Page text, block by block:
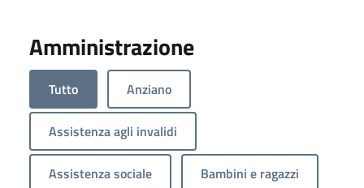
Amministrazione
Tutto Anziano
Assistenza agli invalidi
Assistenza sociale Bambini e ragazzi